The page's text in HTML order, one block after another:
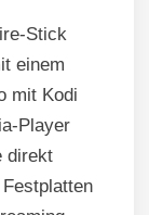
Stick
einem
mit Kodi
Player
direkt